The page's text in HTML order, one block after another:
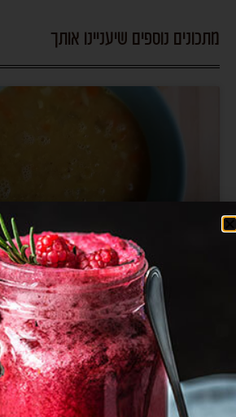
מתכונים נוספים שיעניינו אותך
מרק עדשים כתומות מהיר